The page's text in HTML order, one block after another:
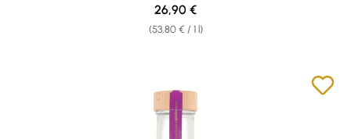
(53,80 € / 1 l)
Regular price:
26,90 €